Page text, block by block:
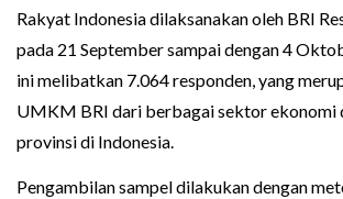
Rakyat Indonesia dilaksanakan oleh BRI
pada 21 September sampai dengan 4
ini melibatkan 7.064 responden, yang
UMKM BRI dari berbagai sektor ekonomi
provinsi di Indonesia.
Pengambilan sampel dilakukan dengan